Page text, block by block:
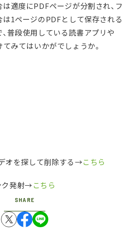
適度にPDFページが分割され、フ
1ページのPDFとして保存される
普段使用している読書アプリや
みてはいかがでしょうか。
オを探して削除する→こちら
ク発射→こちら
SHARE